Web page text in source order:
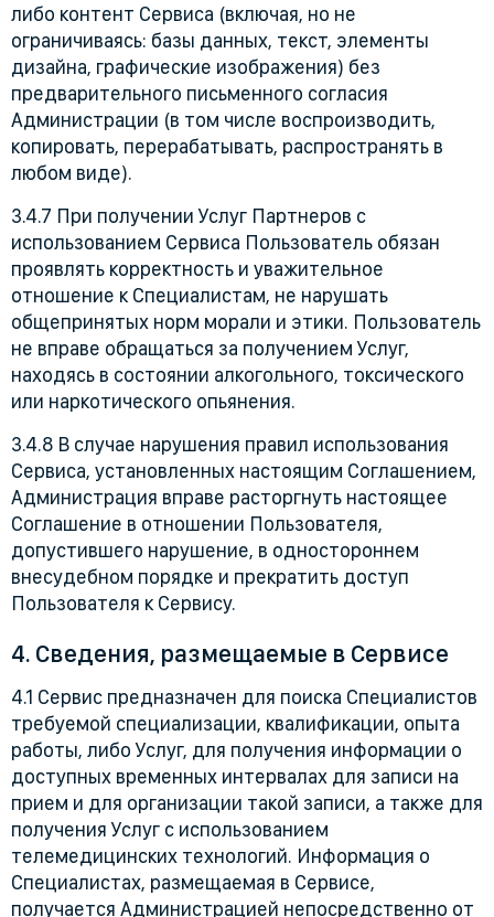
либо контент Сервиса (включая, но не
ограничиваясь: базы данных, текст, элементы
дизайна, графические изображения) без
предварительного письменного согласия
Администрации (в том числе воспроизводить,
копировать, перерабатывать, распространять в
любом виде).
3.4.7 При получении Услуг Партнеров с
использованием Сервиса Пользователь обязан
проявлять корректность и уважительное
отношение к Специалистам, не нарушать
общепринятых норм морали и этики. Пользователь
не вправе обращаться за получением Услуг,
находясь в состоянии алкогольного, токсического
или наркотического опьянения.
3.4.8 В случае нарушения правил использования
Сервиса, установленных настоящим Соглашением,
Администрация вправе расторгнуть настоящее
Соглашение в отношении Пользователя,
допустившего нарушение, в одностороннем
внесудебном порядке и прекратить доступ
Пользователя к Сервису.
4. Сведения, размещаемые в Сервисе
4.1 Сервис предназначен для поиска Специалистов
требуемой специализации, квалификации, опыта
работы, либо Услуг, для получения информации о
доступных временных интервалах для записи на
прием и для организации такой записи, а также для
получения Услуг с использованием
телемедицинских технологий. Информация о
Специалистах, размещаемая в Сервисе,
получается Администрацией непосредственно от